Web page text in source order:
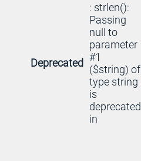
Deprecated
: strlen():
Passing
null to
parameter
#1
($string) of
type string
is
deprecated
in